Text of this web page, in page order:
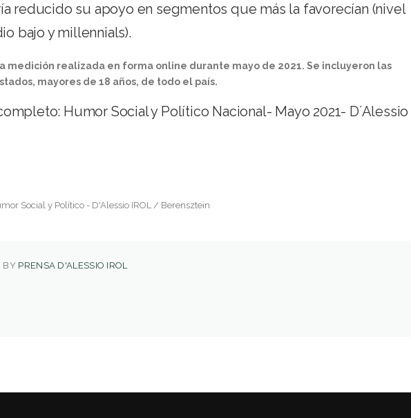
reducido su apoyo en segmentos que más la favorecían (nivel
bajo y millennials).
medición realizada en forma online durante mayo de 2021. Se incluyeron las
mayores de 18 años, de todo el país.
Humor Social y Político Nacional- Mayo 2021- D´Alessio
Social y Político - D'Alessio IROL / Berensztein
BY PRENSA D'ALESSIO IROL